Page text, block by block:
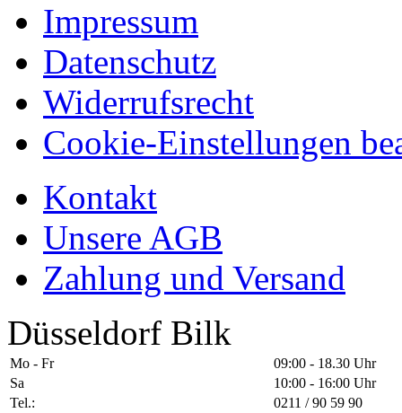
Impressum
Datenschutz
Widerrufsrecht
Cookie-Einstellungen
Kontakt
Unsere AGB
Zahlung und Versand
Düsseldorf Bilk
Mo - Fr
09:00 - 18.30 Uhr
Sa
10:00 - 16:00 Uhr
Tel.:
0211 / 90 59 90